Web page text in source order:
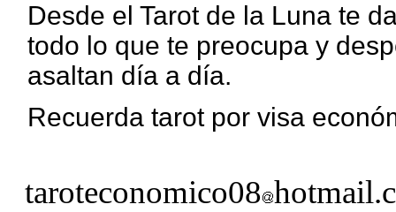
Desde el Tarot de la Luna te
todo lo que te preocupa y
asaltan día a día.
Recuerda tarot por visa
taroteconomico08